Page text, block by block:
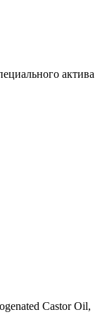
актива
Castor Oil,